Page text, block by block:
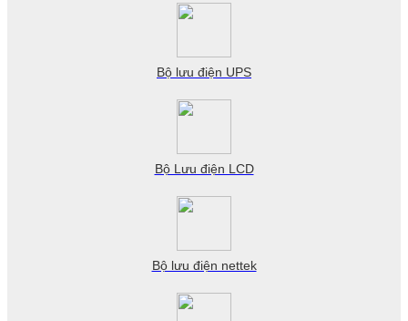
Bộ lưu điện UPS
Bộ Lưu điện LCD
Bộ lưu điện nettek